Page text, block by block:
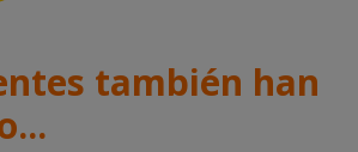
también han